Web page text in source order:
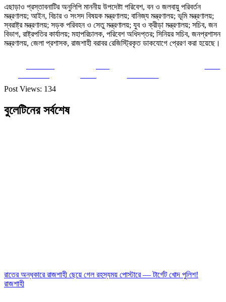
এছাড়াও প্রস্তাবনাটির অনুলিপি মাননীয় উপদেষ্টা পরিবেশ, বন ও জলবায়ু পরিবর্তন
মন্ত্রণালয়; আইন, বিচার ও সংসদ বিষয়ক মন্ত্রণালয়; বানিজ্য মন্ত্রণালয়; ভূমি মন্ত্রণালয়;
স্বরাষ্ট্র মন্ত্রণালয়; সড়ক পরিবহন ও সেতু মন্ত্রণালয়; যুব ও ক্রীড়া মন্ত্রণালয়; সচিব, জন
বিভাগ, রাষ্ট্রপতির কার্যালয়; মহাপরিচালক, পরিবেশ অধিদপ্তর; সিনিয়র সচিব, জনপ্রশাসন
মন্ত্রণালয়, জেলা প্রশাসক, রাজশাহী বরাবর রেজিস্ট্রিকৃত ডাকযোগে প্রেরণ করা হয়েছে।
Post Views: 134
বুলেটিনের সর্বশেষ
রাতের অন্ধকারে রাজশাহী ছেয়ে গেল রহস্যময় পোস্টারে — টার্গেট খোদ পুলিশ!
রাজশাহী